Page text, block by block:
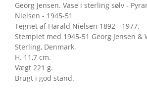
Georg Jensen. Vase i sterling sølv -
Nielsen - 1945-51
Tegnet af Harald Nielsen 1892 - 1977.
Stemplet med 1945-51 Georg Jensen &
Sterling, Denmark.
H. 11,7 cm.
Vægt 221 g.
Brugt i god stand.